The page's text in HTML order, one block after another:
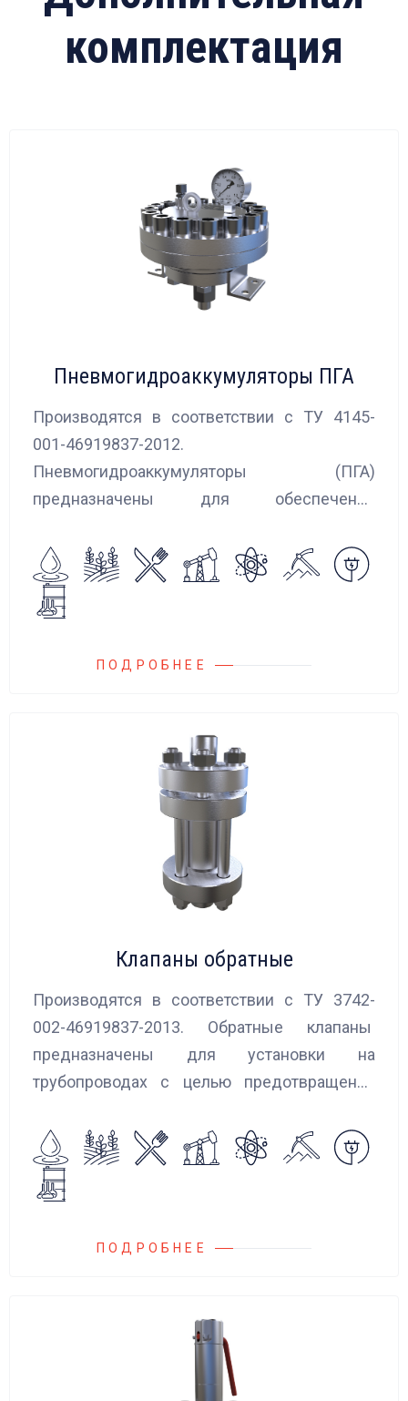
комплектация
Пневмогидроаккумуляторы ПГА
Производятся в соответствии с ТУ 4145-
001-46919837-2012.
Пневмогидроаккумуляторы (ПГА)
предназначены для обеспечения
колебаний потока жидкости, возникающих в
гидравлических системах.
ПОДРОБНЕЕ
Клапаны обратные
Производятся в соответствии с ТУ 3742-
002-46919837-2013. Обратные клапаны
предназначены для установки на
трубопроводах с целью предотвращения
агрессивных жидкостей, эмульсий,
суспензий и пропуска их в прямом
направлении.
ПОДРОБНЕЕ